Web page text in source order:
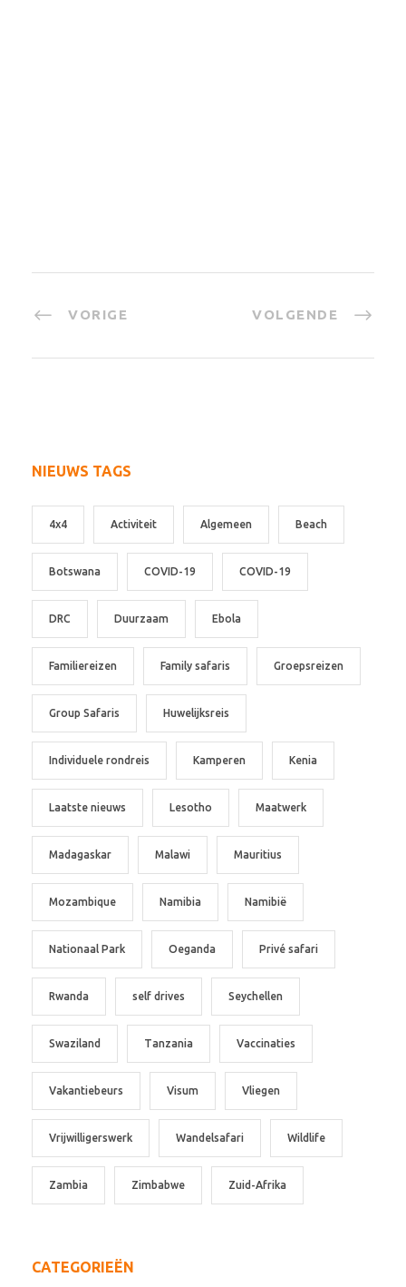
VORIGE VOLGENDE
NIEUWS TAGS
4x4 Activiteit Algemeen Beach
Botswana COVID-19 COVID-19
DRC Duurzaam Ebola
Familiereizen Family safaris Groepsreizen
Group Safaris Huwelijksreis
Individuele rondreis Kamperen Kenia
Laatste nieuws Lesotho Maatwerk
Madagaskar Malawi Mauritius
Mozambique Namibia Namibië
Nationaal Park Oeganda Privé safari
Rwanda self drives Seychellen
Swaziland Tanzania Vaccinaties
Vakantiebeurs Visum Vliegen
Vrijwilligerswerk Wandelsafari Wildlife
Zambia Zimbabwe Zuid-Afrika
CATEGORIEËN